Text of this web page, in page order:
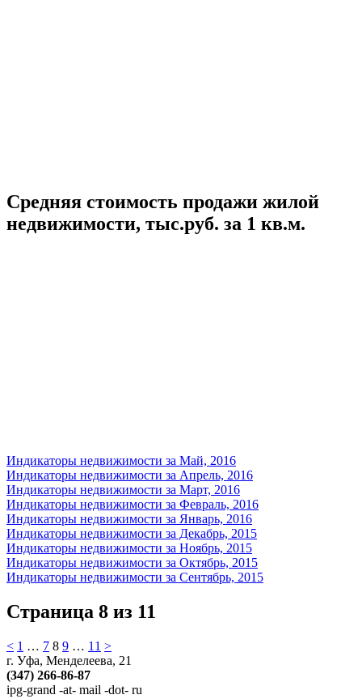
Средняя стоимость продажи жилой
недвижимости, тыс.руб. за 1 кв.м.
Индикаторы недвижимости за Май, 2016
Индикаторы недвижимости за Апрель, 2016
Индикаторы недвижимости за Март, 2016
Индикаторы недвижимости за Февраль, 2016
Индикаторы недвижимости за Январь, 2016
Индикаторы недвижимости за Декабрь, 2015
Индикаторы недвижимости за Ноябрь, 2015
Индикаторы недвижимости за Октябрь, 2015
Индикаторы недвижимости за Сентябрь, 2015
Страница 8 из 11
< 1 … 7 8 9 … 11 >
г. Уфа, Менделеева, 21
(347) 266-86-87
ipg-grand -at- mail -dot- ru